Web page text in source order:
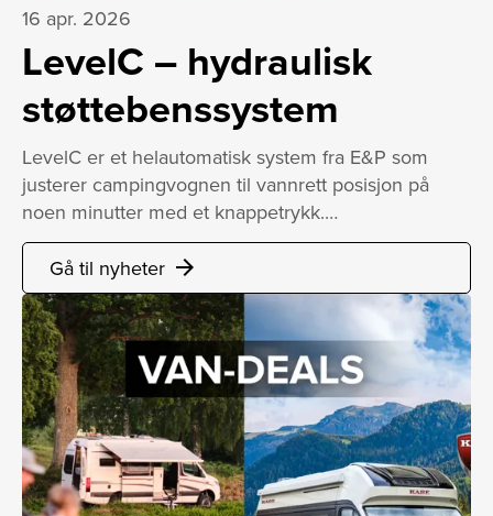
16 apr. 2026
LevelC – hydraulisk
støttebenssystem
LevelC er et helautomatisk system fra E&P som
justerer campingvognen til vannrett posisjon på
noen minutter med et knappetrykk.…
Gå til nyheter arrow_forward